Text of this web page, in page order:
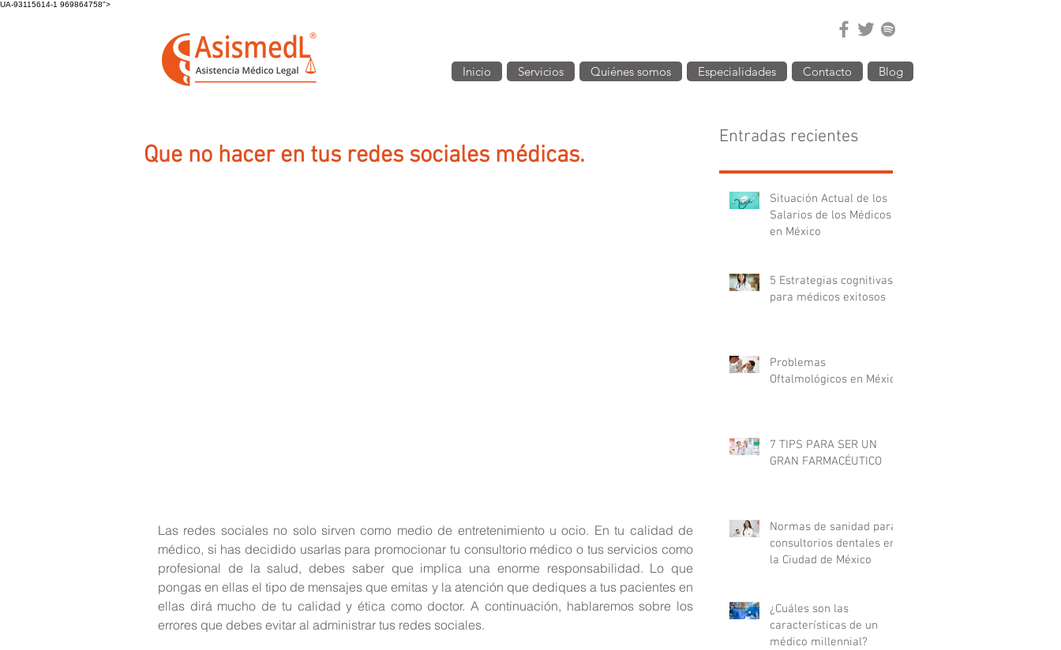
UA-93115614-1 969864758">
Inicio Servicios Quiénes somos Especialidades Contacto Blog
Que no hacer en tus redes sociales médicas.
Las redes sociales no solo sirven como medio de entretenimiento u ocio. En tu calidad de
médico, si has decidido usarlas para promocionar tu consultorio médico o tus servicios como
profesional de la salud, debes saber que implica una enorme responsabilidad. Lo que
pongas en ellas el tipo de mensajes que emitas y la atención que dediques a tus pacientes en
ellas dirá mucho de tu calidad y ética como doctor. A continuación, hablaremos sobre los
errores que debes evitar al administrar tus redes sociales.
Entradas recientes
Situación Actual de los
Salarios de los Médicos
en México
5 Estrategias cognitivas
para médicos exitosos
Problemas
Oftalmológicos en México
7 TIPS PARA SER UN
GRAN FARMACÉUTICO
Normas de sanidad para
consultorios dentales en
la Ciudad de México
¿Cuáles son las
características de un
médico millennial?